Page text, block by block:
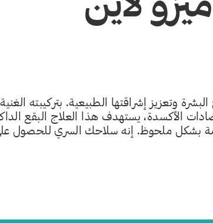
وتعزيز إشراقتها الطبيعية. بتركيبته الغنية
الأكسدة، يستهدف هذا العلاج البقع
بشكل ملحوظ. إنه سلاحك السري للحصول